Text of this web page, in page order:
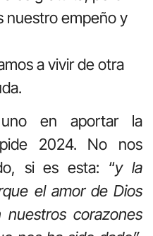
nuestro empeño y
a vivir de otra
uno en aportar la
2024. No nos
si es esta: “y la
el amor de Dios
corazones